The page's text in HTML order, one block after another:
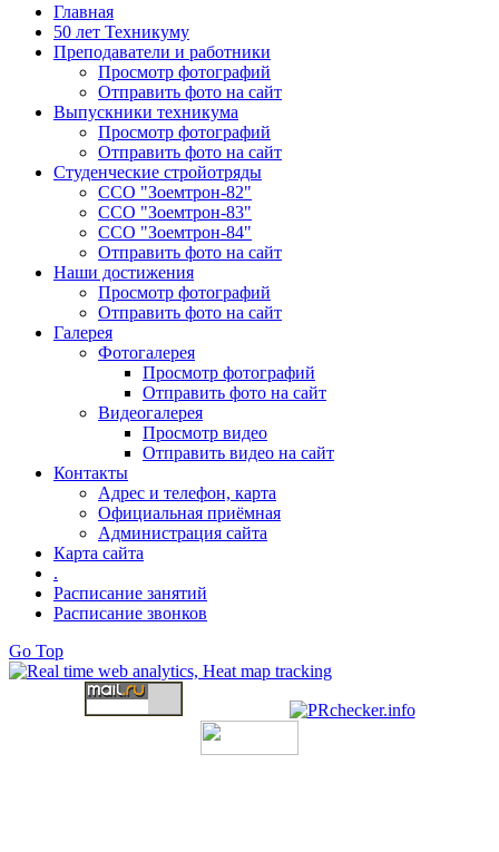
Главная
50 лет Техникуму
Преподаватели и работники
Просмотр фотографий
Отправить фото на сайт
Выпускники техникума
Просмотр фотографий
Отправить фото на сайт
Студенческие стройотряды
ССО "Зоемтрон-82"
ССО "Зоемтрон-83"
ССО "Зоемтрон-84"
Отправить фото на сайт
Наши достижения
Просмотр фотографий
Отправить фото на сайт
Галерея
Фотогалерея
Просмотр фотографий
Отправить фото на сайт
Видеогалерея
Просмотр видео
Отправить видео на сайт
Контакты
Адрес и телефон, карта
Официальная приёмная
Администрация сайта
Карта сайта
.
Расписание занятий
Расписание звонков
Go Top